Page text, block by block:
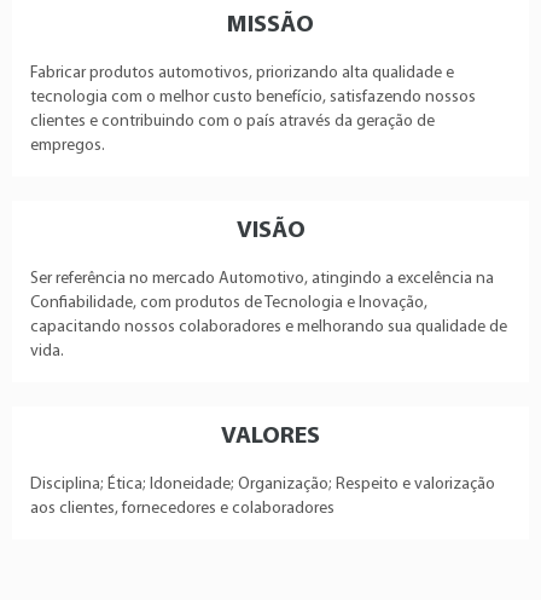
MISSÃO
Fabricar produtos automotivos, priorizando alta qualidade e
tecnologia com o melhor custo benefício, satisfazendo nossos
clientes e contribuindo com o país através da geração de
empregos.
VISÃO
Ser referência no mercado Automotivo, atingindo a excelência na
Confiabilidade, com produtos de Tecnologia e Inovação,
capacitando nossos colaboradores e melhorando sua qualidade de
vida.
VALORES
Disciplina; Ética; Idoneidade; Organização; Respeito e valorização
aos clientes, fornecedores e colaboradores